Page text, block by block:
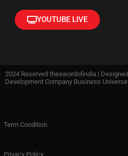
YOUTUBE LIVE
2024 Reserved theswordofindia |
Development Company Business Universe
Term Condition
Privacy Policy